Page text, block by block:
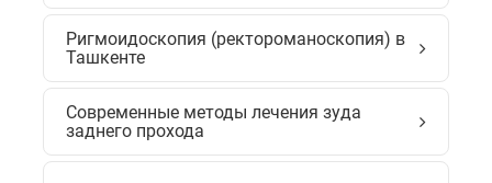
Ригмоидоскопия (ректороманоскопия) в
Ташкенте
Современные методы лечения зуда
заднего прохода